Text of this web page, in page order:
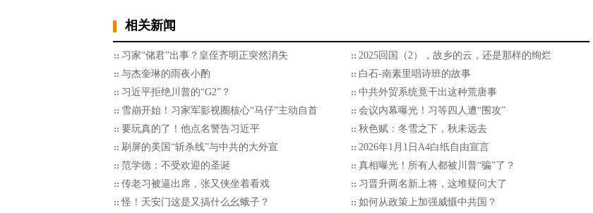
相关新闻
习家“储君”出事？皇侄齐明正突然消失
2025回国（2），故乡的云，还是那样的绚烂
与杰奎琳的雨夜小酌
白石-南素里唱诗班的故事
习近平拒绝川普的“G2”？
中共外贸系统竟干出这种荒唐事
雪崩开始！习家军影视圈核心“马仔”主动自首
会议内幕曝光！习等四人遭“围攻”
要玩真的了！他点名警告习近平
秋色赋：冬雪之下，秋未远去
刷屏的美国“斩杀线”与中共的大外宣
2026年1月1日A4白纸自由宣言
范学德：不受欢迎的圣诞
真相曝光！所有人都被川普“骗”了？
传老习被逼出席，张又侠坐着看戏
习晋升两名新上将，这堆疑问大了
怪！天安门这是又搞什么幺蛾子？
如何从政策上加强威慑中共国？